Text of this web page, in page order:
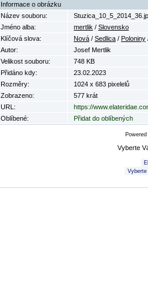
Informace o obrázku
Název souboru:
Jméno alba:
mertlik / Slovensko
Klíčová slova:
Nová / Sedlica / Poloniny
Autor:
Josef Mertlik
Velikost souboru:
748 KB
Přidáno kdy:
23.02.2023
Rozměry:
1024 x 683 pixelelů
Zobrazeno:
577 krát
URL:
https://
Oblíbené:
Přidat do oblíbených
Vyberte